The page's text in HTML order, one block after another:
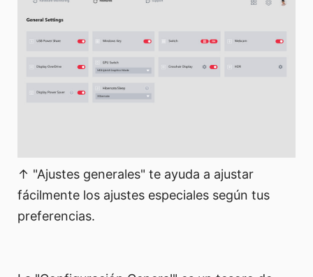
↑ "Ajustes generales" te ayuda a ajustar
fácilmente los ajustes especiales según tus
preferencias.